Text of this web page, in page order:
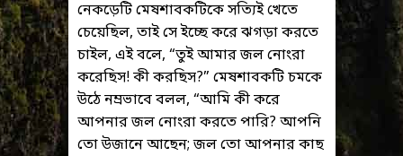
নেকড়েটি মেষশাবকটিকে সত্যিই খেতে
চেয়েছিল, তাই সে ইচ্ছে করে ঝগড়া করতে
চাইল, এই বলে, “তুই আমার জল নোংরা
করেছিস! কী করছিস?” মেষশাবকটি চমকে
উঠে নম্রভাবে বলল, “আমি কী করে
আপনার জল নোংরা করতে পারি? আপনি
তো উজানে আছেন; জল তো আপনার কাছ